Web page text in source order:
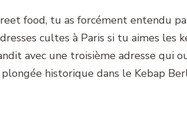
food, tu as forcément entendu
cultes à Paris si tu aimes les
avec une troisième adresse qui
historique dans le Kebap